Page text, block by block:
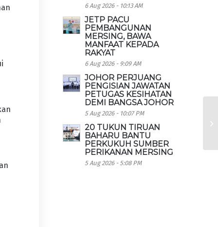
6 Aug 2026 - 10:13 AM
JETP PACU
PEMBANGUNAN
MERSING, BAWA
MANFAAT KEPADA
RAKYAT
6 Aug 2026 - 9:09 AM
JOHOR PERJUANG
PENGISIAN JAWATAN
PETUGAS KESIHATAN
DEMI BANGSA JOHOR
5 Aug 2026 - 10:07 PM
20 TUKUN TIRUAN
BAHARU BANTU
PERKUKUH SUMBER
PERIKANAN MERSING
5 Aug 2026 - 5:08 PM